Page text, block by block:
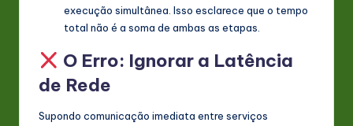
execução simultânea. Isso esclarece que o tempo
total não é a soma de ambas as etapas.
O Erro: Ignorar a Latência
de Rede
Supondo comunicação imediata entre serviços